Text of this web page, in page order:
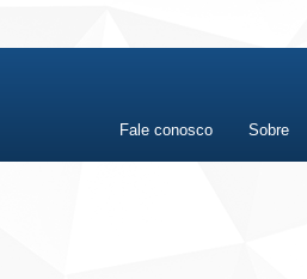
Fale conosco Sobre